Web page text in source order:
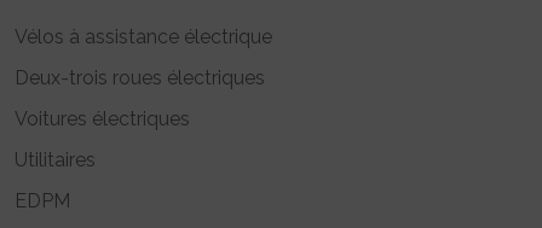
Vélos à assistance électrique
Deux-trois roues électriques
Voitures électriques
Utilitaires
EDPM